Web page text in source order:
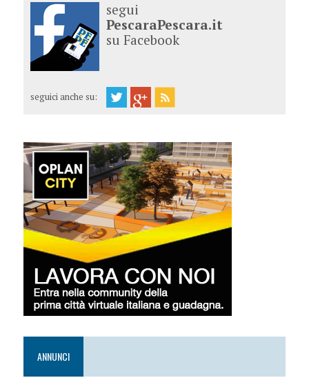
segui
PescaraPescara.it
su Facebook
seguici anche su:
ANNUNCI